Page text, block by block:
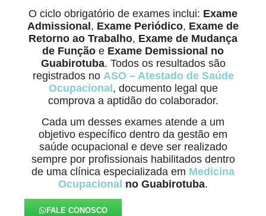
O ciclo obrigatório de exames inclui: Exame
Admissional , Exame Periódico, Exame de
Retorno ao Trabalho, Exame de Mudança
de Função e Exame Demissional no
Guabirotuba. Todos os resultados são
registrados no ASO – Atestado de Saúde
Ocupacional , documento legal que
comprova a aptidão do colaborador.
Cada um desses exames atende a um
objetivo específico dentro da gestão em
saúde ocupacional e deve ser realizado
sempre por profissionais habilitados dentro
de uma clínica especializada em Medicina
Ocupacional no Guabirotuba.
FALE CONOSCO